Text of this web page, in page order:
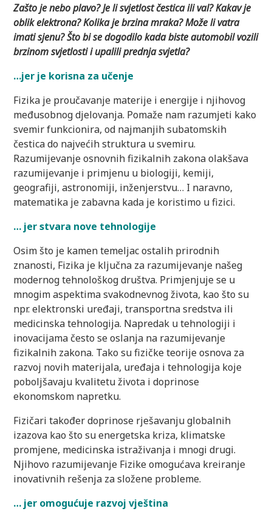
Zašto je nebo plavo? Je li svjetlost čestica ili val? Kakav je
oblik elektrona? Kolika je brzina mraka? Može li vatra
imati sjenu? Što bi se dogodilo kada biste automobil vozili
brzinom svjetlosti i upalili prednja svjetla?
…jer je korisna za učenje
Fizika je proučavanje materije i energije i njihovog
međusobnog djelovanja. Pomaže nam razumjeti kako
svemir funkcionira, od najmanjih subatomskih
čestica do najvećih struktura u svemiru.
Razumijevanje osnovnih fizikalnih zakona olakšava
razumijevanje i primjenu u biologiji, kemiji,
geografiji, astronomiji, inženjerstvu… I naravno,
matematika je zabavna kada je koristimo u fizici.
… jer stvara nove tehnologije
Osim što je kamen temeljac ostalih prirodnih
znanosti, Fizika je ključna za razumijevanje našeg
modernog tehnološkog društva. Primjenjuje se u
mnogim aspektima svakodnevnog života, kao što su
npr. elektronski uređaji, transportna sredstva ili
medicinska tehnologija. Napredak u tehnologiji i
inovacijama često se oslanja na razumijevanje
fizikalnih zakona. Tako su fizičke teorije osnova za
razvoj novih materijala, uređaja i tehnologija koje
poboljšavaju kvalitetu života i doprinose
ekonomskom napretku.
Fizičari također doprinose rješavanju globalnih
izazova kao što su energetska kriza, klimatske
promjene, medicinska istraživanja i mnogi drugi.
Njihovo razumijevanje Fizike omogućava kreiranje
inovativnih rešenja za složene probleme.
… jer omogućuje razvoj vještina